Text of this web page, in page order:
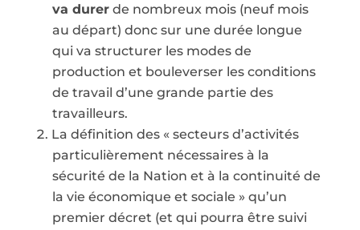
va durerde nombreux mois (neuf mois
au départ) donc sur une durée longue
qui va structurer les modes de
production et bouleverser les conditions
de travail d’une grande partie des
travailleurs.
La définition des « secteurs d’activités
particulièrement nécessaires à la
sécurité de la Nation et à la continuité de
la vie économique et sociale » qu’un
premier décret (et qui pourra être suivi